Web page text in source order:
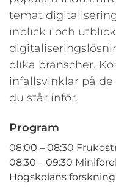
temat
inblick i och
olika branscher.
infallsvinklar på
du står inför.
Program
08:00 – 08:30
08:30 – 09:30
Högskolans